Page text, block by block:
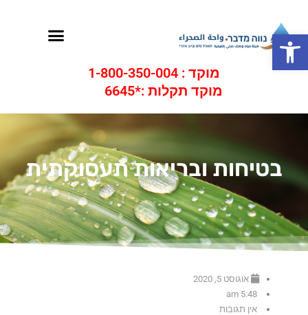
פתח סרגל נגישות תפריט
מוקד : 1-800-350-004
מוקד תקלות :*6645
בטיחות ובריאות תעסוקתית
אוגוסט 5, 2020
5:48 am
אין תגובות